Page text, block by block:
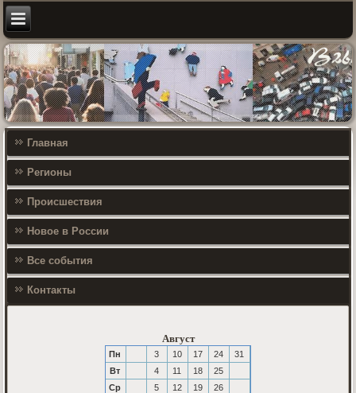
Главная
Регионы
Происшествия
Новое в России
Все события
Контакты
Август
Пн 3 10 17 24
31
Вт
4 11 18
25
Ср
5 12 19
26